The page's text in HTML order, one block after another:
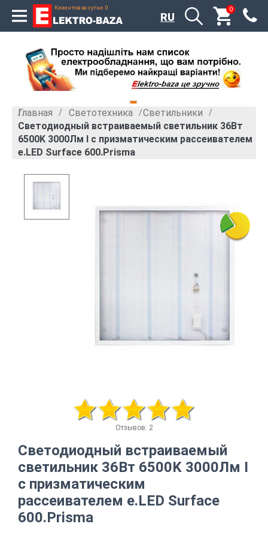
Клиентов за сутки: 0 0
RU
Главная » Светотехника »Светильники »
Светодиодный встраиваемый светильник 36Вт
6500K 3000Лм I с призматическим рассеивателем
e.LED Surface 600.Prisma
Отзывов: 2
Светодиодный встраиваемый
светильник 36Вт 6500K 3000Лм I
с призматическим
рассеивателем e.LED Surface
600.Prisma